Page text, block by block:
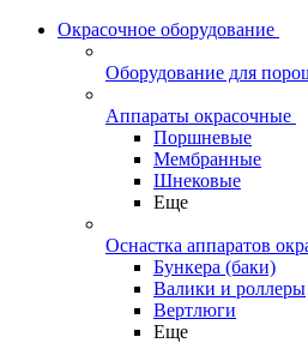
Окрасочное оборудование
Оборудование для
Аппараты окрасочные
Поршневые
Мембранные
Шнековые
Еще
Оснастка аппаратов
Бункера (баки)
Валики и роллеры
Вертлюги
Еще